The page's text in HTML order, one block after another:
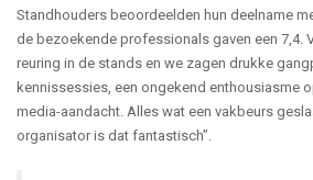
Standhouders beoordeelden hun deelname
de bezoekende professionals gaven een 7,4.
reuring in de stands en we zagen drukke
kennissessies, een ongekend enthousiasme
media-aandacht. Alles wat een vakbeurs
organisator is dat fantastisch”.